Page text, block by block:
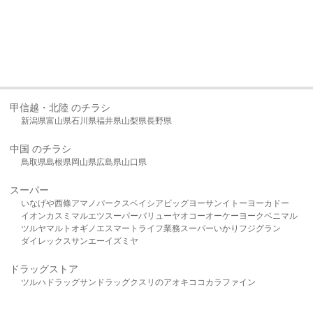
甲信越・北陸 のチラシ
新潟県富山県石川県福井県山梨県長野県
中国 のチラシ
鳥取県島根県岡山県広島県山口県
スーパー
いなげや西條アマノパークスベイシア ビッグヨーサンイトーヨーカドー
イオンカスミ マルエツスーパーバリューヤオコーオーケー ヨークベニマル
ツルヤマルト オギノ エスマート ライフ業務スーパーいかり フジグラン
ダイレックスサンエーイズミヤ
ドラッグストア
ツルハドラッグサンドラッグクスリのアオキ ココカラファイン